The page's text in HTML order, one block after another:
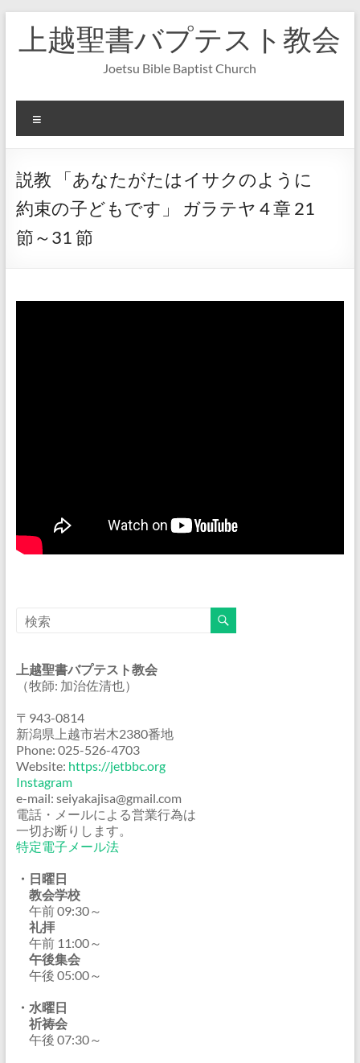
へ
上越聖書バプテスト教会
Joetsu Bible Baptist Church
ニ
ー
説教 「あなたがたはイサクのように
約束の子どもです」 ガラテヤ 4 章 21
節～31 節
上越聖書バプテスト教会
（牧師: 加治佐清也）
〒943-0814
新潟県上越市岩木2380番地
Phone: 025-526-4703
Website: https://jetbbc.org
Instagram
e-mail: seiyakajisa@gmail.com
電話・メールによる営業行為は
一切お断りします。
特定電子メール法
・日曜日
教会学校
午前 09:30～
礼拝
午前 11:00～
午後集会
午後 05:00～
・水曜日
祈祷会
午後 07:30～